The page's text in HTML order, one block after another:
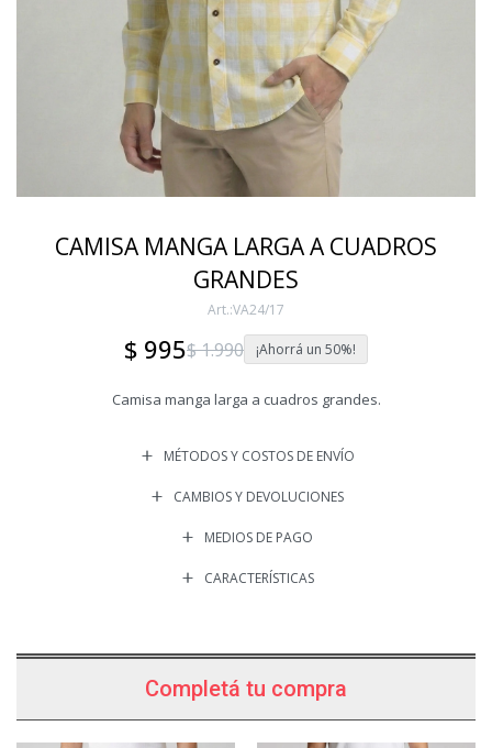
CAMISA MANGA LARGA A CUADROS
GRANDES
VA24/17
$ 995$1.990 50
Camisa manga larga a cuadros grandes.
MÉTODOS Y COSTOS DE ENVÍO
CAMBIOS Y DEVOLUCIONES
MEDIOS DE PAGO
CARACTERÍSTICAS
Completá tu compra